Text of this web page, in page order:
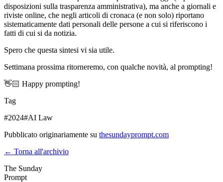
disposizioni sulla trasparenza amministrativa), ma anche a giornali e
riviste online, che negli articoli di cronaca (e non solo) riportano
sistematicamente dati personali delle persone a cui si riferiscono i
fatti di cui si da notizia.
Spero che questa sintesi vi sia utile.
Settimana prossima ritorneremo, con qualche novità, al prompting!
👋🏻 Happy prompting!
Tag
#2024#AI Law
Pubblicato originariamente su thesundayprompt.com
← Torna all'archivio
The Sunday
Prompt